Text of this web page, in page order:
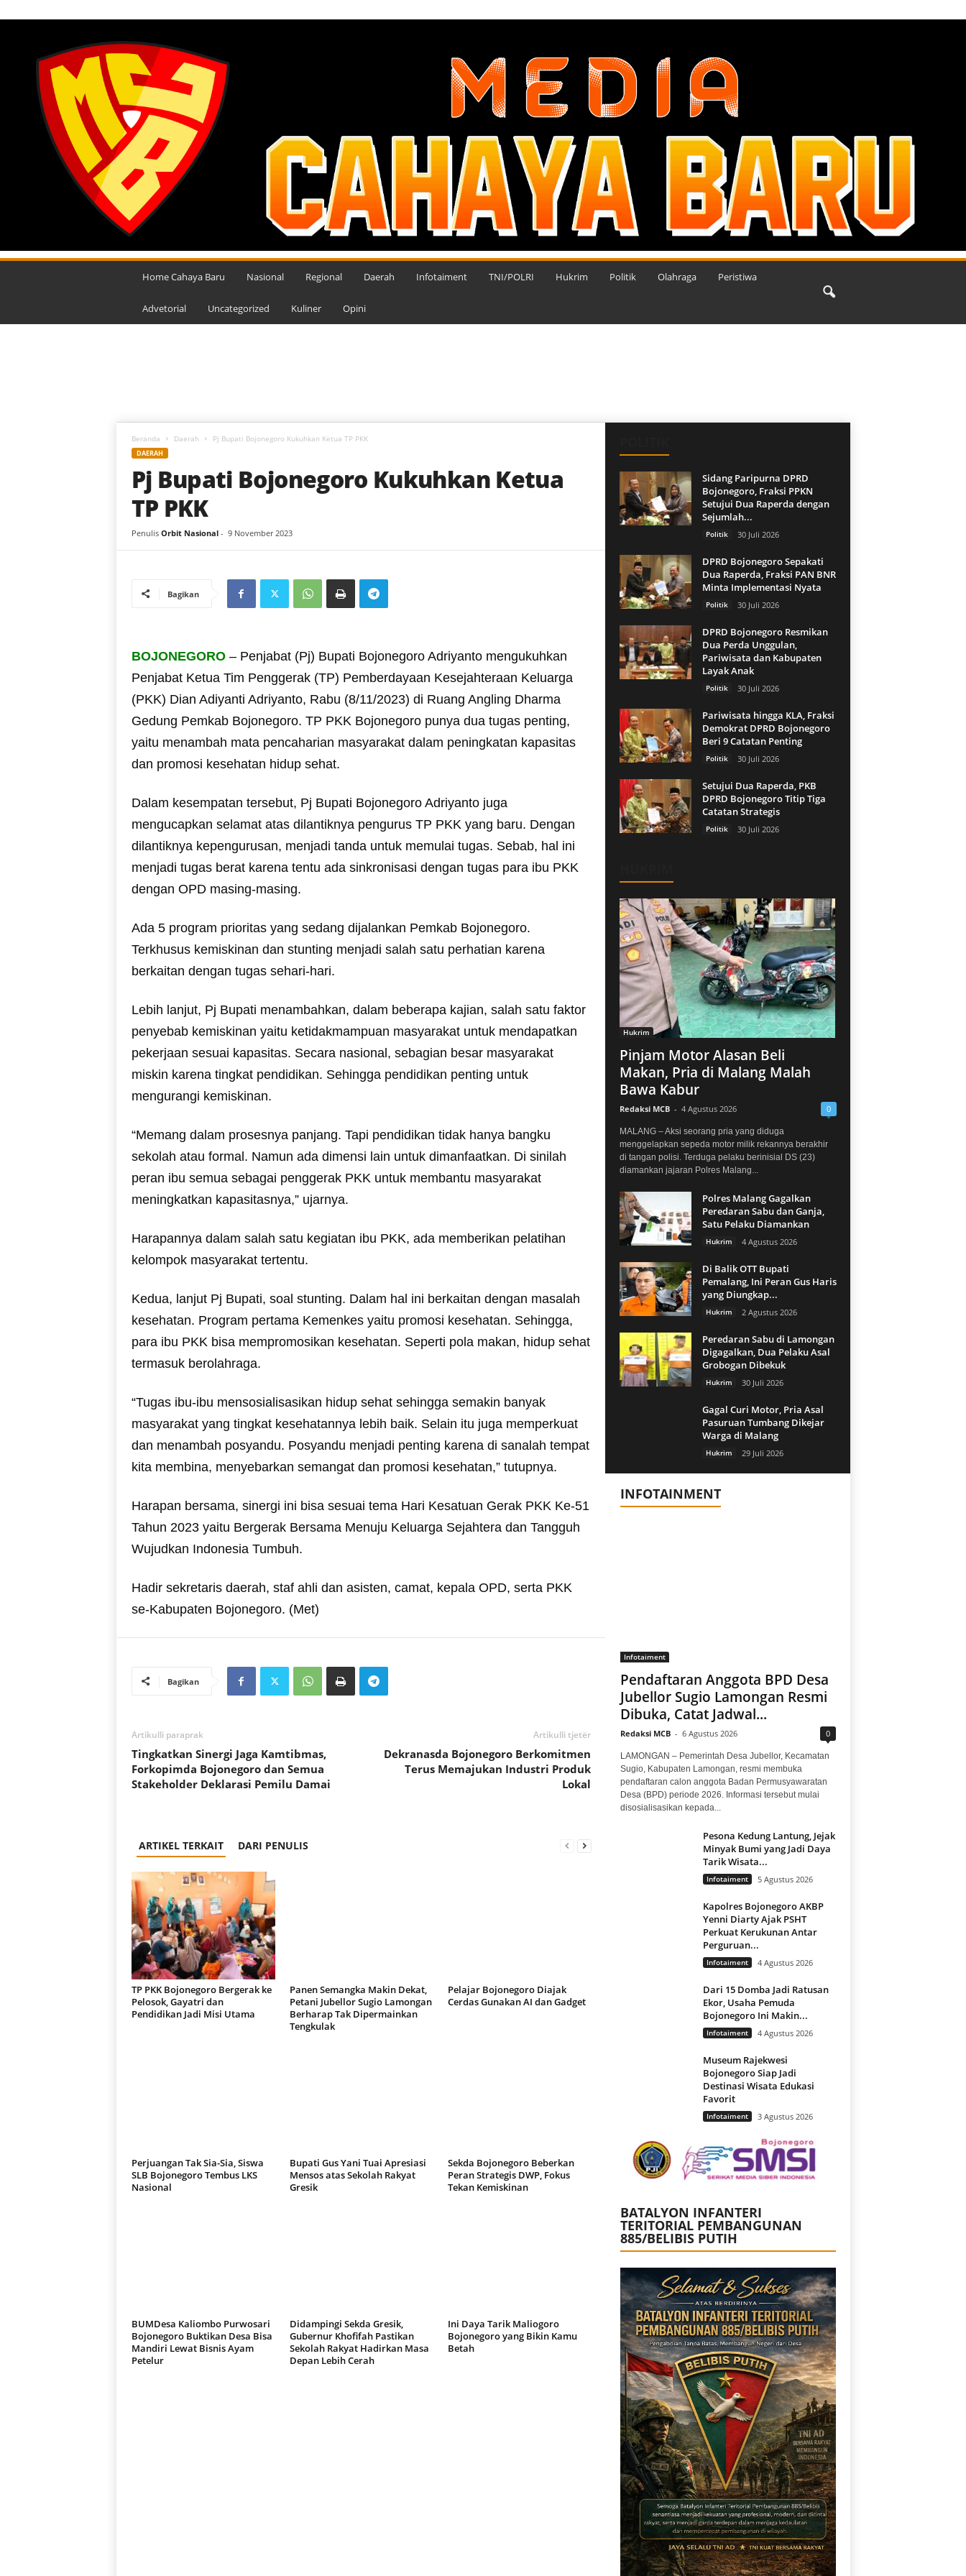
M
Home Cahaya Baru Nasional Regional Daerah Infotaiment TNI/POLRI Hukrim Politik Olahraga Peristiwa
Advetorial Uncategorized Kuliner Opini
Beranda Daerah Pj Bupati Bojonegoro Kukuhkan Ketua TP PKK
DAERAH
Pj Bupati Bojonegoro Kukuhkan Ketua
TP PKK
Penulis Orbit Nasional- 9 November 2023
Bagikan
BOJONEGORO– Penjabat (Pj) Bupati Bojonegoro Adriyanto mengukuhkan
Penjabat Ketua Tim Penggerak (TP) Pemberdayaan Kesejahteraan Keluarga
(PKK) Dian Adiyanti Adriyanto, Rabu (8/11/2023) di Ruang Angling Dharma
Gedung Pemkab Bojonegoro. TP PKK Bojonegoro punya dua tugas penting,
yaitu menambah mata pencaharian masyarakat dalam peningkatan kapasitas
dan promosi kesehatan hidup sehat.
Dalam kesempatan tersebut, Pj Bupati Bojonegoro Adriyanto juga
mengucapkan selamat atas dilantiknya pengurus TP PKK yang baru. Dengan
dilantiknya kepengurusan, menjadi tanda untuk memulai tugas. Sebab, hal ini
menjadi tugas berat karena tentu ada sinkronisasi dengan tugas para ibu PKK
dengan OPD masing-masing.
Ada 5 program prioritas yang sedang dijalankan Pemkab Bojonegoro.
Terkhusus kemiskinan dan stunting menjadi salah satu perhatian karena
berkaitan dengan tugas sehari-hari.
Lebih lanjut, Pj Bupati menambahkan, dalam beberapa kajian, salah satu faktor
penyebab kemiskinan yaitu ketidakmampuan masyarakat untuk mendapatkan
pekerjaan sesuai kapasitas. Secara nasional, sebagian besar masyarakat
miskin karena tingkat pendidikan. Sehingga pendidikan penting untuk
mengurangi kemiskinan.
“Memang dalam prosesnya panjang. Tapi pendidikan tidak hanya bangku
sekolah atau formal. Namun ada dimensi lain untuk dimanfaatkan. Di sinilah
peran ibu semua sebagai penggerak PKK untuk membantu masyarakat
meningkatkan kapasitasnya,” ujarnya.
Harapannya dalam salah satu kegiatan ibu PKK, ada memberikan pelatihan
kelompok masyarakat tertentu.
Kedua, lanjut Pj Bupati, soal stunting. Dalam hal ini berkaitan dengan masalah
kesehatan. Program pertama Kemenkes yaitu promosi kesehatan. Sehingga,
para ibu PKK bisa mempromosikan kesehatan. Seperti pola makan, hidup sehat
termasuk berolahraga.
“Tugas ibu-ibu mensosialisasikan hidup sehat sehingga semakin banyak
masyarakat yang tingkat kesehatannya lebih baik. Selain itu juga memperkuat
dan menambah posyandu. Posyandu menjadi penting karena di sanalah tempat
kita membina, menyebarkan semangat dan promosi kesehatan,” tutupnya.
Harapan bersama, sinergi ini bisa sesuai tema Hari Kesatuan Gerak PKK Ke-51
Tahun 2023 yaitu Bergerak Bersama Menuju Keluarga Sejahtera dan Tangguh
Wujudkan Indonesia Tumbuh.
Hadir sekretaris daerah, staf ahli dan asisten, camat, kepala OPD, serta PKK
se-Kabupaten Bojonegoro. (Met)
Bagikan
Artikulli paraprak
Tingkatkan Sinergi Jaga Kamtibmas,
Forkopimda Bojonegoro dan Semua
Stakeholder Deklarasi Pemilu Damai
Artikulli tjetër
Dekranasda Bojonegoro Berkomitmen
Terus Memajukan Industri Produk
Lokal
ARTIKEL TERKAIT DARI PENULIS
TP PKK Bojonegoro Bergerak ke
Pelosok, Gayatri dan
Pendidikan Jadi Misi Utama
Panen Semangka Makin Dekat,
Petani Jubellor Sugio Lamongan
Berharap Tak Dipermainkan
Tengkulak
Pelajar Bojonegoro Diajak
Cerdas Gunakan AI dan Gadget
Perjuangan Tak Sia-Sia, Siswa
SLB Bojonegoro Tembus LKS
Nasional
Bupati Gus Yani Tuai Apresiasi
Mensos atas Sekolah Rakyat
Gresik
Sekda Bojonegoro Beberkan
Peran Strategis DWP, Fokus
Tekan Kemiskinan
BUMDesa Kaliombo Purwosari
Bojonegoro Buktikan Desa Bisa
Mandiri Lewat Bisnis Ayam
Petelur
Didampingi Sekda Gresik,
Gubernur Khofifah Pastikan
Sekolah Rakyat Hadirkan Masa
Depan Lebih Cerah
Ini Daya Tarik Maliogoro
Bojonegoro yang Bikin Kamu
Betah
Sidang Paripurna DPRD
Bojonegoro, Fraksi PPKN
Setujui Dua Raperda dengan
Sejumlah...
Politik 30 Juli 2026
DPRD Bojonegoro Sepakati
Dua Raperda, Fraksi PAN BNR
Minta Implementasi Nyata
Politik 30 Juli 2026
DPRD Bojonegoro Resmikan
Dua Perda Unggulan,
Pariwisata dan Kabupaten
Layak Anak
Politik 30 Juli 2026
Pariwisata hingga KLA, Fraksi
Demokrat DPRD Bojonegoro
Beri 9 Catatan Penting
Politik 30 Juli 2026
Setujui Dua Raperda, PKB
DPRD Bojonegoro Titip Tiga
Catatan Strategis
Politik 30 Juli 2026
Hukrim
Pinjam Motor Alasan Beli
Makan, Pria di Malang Malah
Bawa Kabur
Redaksi MCB - 4 Agustus 2026 0
MALANG – Aksi seorang pria yang diduga
menggelapkan sepeda motor milik rekannya berakhir
di tangan polisi. Terduga pelaku berinisial DS (23)
diamankan jajaran Polres Malang...
Polres Malang Gagalkan
Peredaran Sabu dan Ganja,
Satu Pelaku Diamankan
Hukrim 4 Agustus 2026
Di Balik OTT Bupati
Pemalang, Ini Peran Gus Haris
yang Diungkap...
Hukrim 2 Agustus 2026
Peredaran Sabu di Lamongan
Digagalkan, Dua Pelaku Asal
Grobogan Dibekuk
Hukrim 30 Juli 2026
Gagal Curi Motor, Pria Asal
Pasuruan Tumbang Dikejar
Warga di Malang
Hukrim 29 Juli 2026
INFOTAINMENT
Infotaiment
Pendaftaran Anggota BPD Desa
Jubellor Sugio Lamongan Resmi
Dibuka, Catat Jadwal...
Redaksi MCB - 6 Agustus 2026 0
LAMONGAN – Pemerintah Desa Jubellor, Kecamatan
Sugio, Kabupaten Lamongan, resmi membuka
pendaftaran calon anggota Badan Permusyawaratan
Desa (BPD) periode 2026. Informasi tersebut mulai
disosialisasikan kepada...
Pesona Kedung Lantung, Jejak
Minyak Bumi yang Jadi Daya
Tarik Wisata...
Infotaiment 5 Agustus 2026
Kapolres Bojonegoro AKBP
Yenni Diarty Ajak PSHT
Perkuat Kerukunan Antar
Perguruan...
Infotaiment 4 Agustus 2026
Dari 15 Domba Jadi Ratusan
Ekor, Usaha Pemuda
Bojonegoro Ini Makin...
Infotaiment 4 Agustus 2026
Museum Rajekwesi
Bojonegoro Siap Jadi
Destinasi Wisata Edukasi
Favorit
Infotaiment 3 Agustus 2026
BATALYON INFANTERI
TERITORIAL PEMBANGUNAN
885/BELIBIS PUTIH